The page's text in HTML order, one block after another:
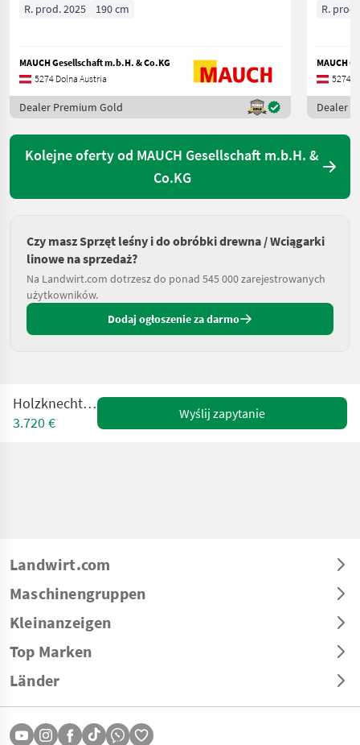
R. prod. 2025 190 cm
MAUCH Gesellschaft m.b.H. & Co.KG
5274 Dolna Austria
Dealer Premium Gold
R.
MAUCH
5274
Dealer
Kolejne oferty od MAUCH Gesellschaft m.b.H. &
Co.KG
Czy masz Sprzęt leśny i do obróbki drewna / Wciągarki
linowe na sprzedaż?
Na Landwirt.com dotrzesz do ponad 545 000 zarejestrowanych
użytkowników.
Dodaj ogłoszenie za darmo
Holzknecht HS 150
3.720 €
Wyślij zapytanie
Landwirt.com
Maschinengruppen
Kleinanzeigen
Top Marken
Länder